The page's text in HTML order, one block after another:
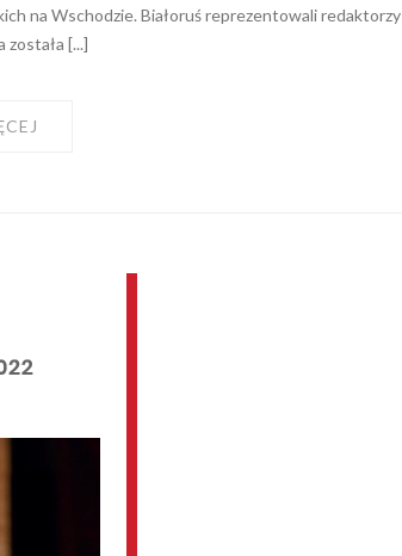
na Wschodzie. Białoruś reprezentowali redaktorzy
[...]